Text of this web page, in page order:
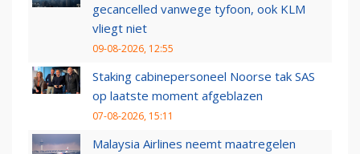
gecancelled vanwege tyfoon, ook KLM
vliegt niet
09-08-2026, 12:55
Staking cabinepersoneel Noorse tak SAS
op laatste moment afgeblazen
07-08-2026, 15:11
Malaysia Airlines neemt maatregelen